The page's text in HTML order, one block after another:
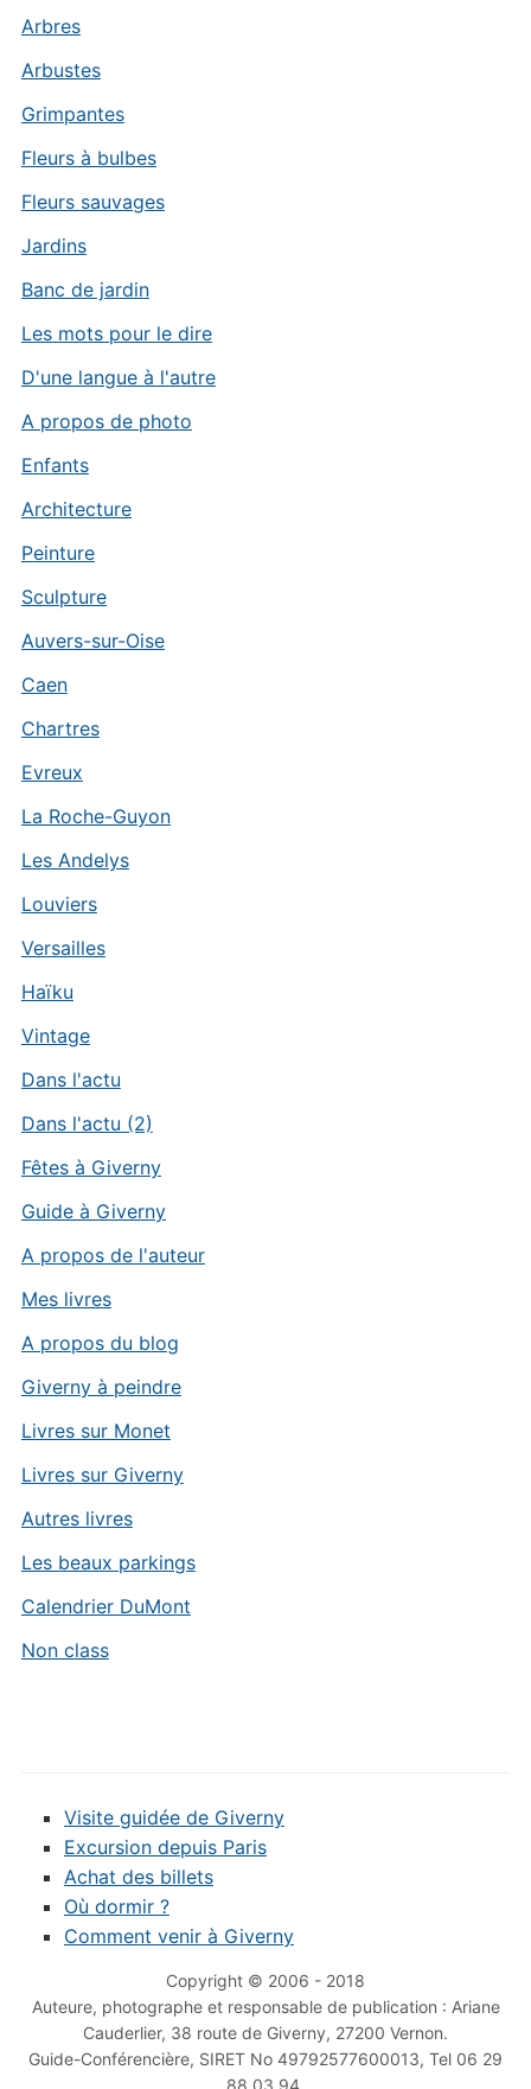
Arbres
Arbustes
Grimpantes
Fleurs à bulbes
Fleurs sauvages
Jardins
Banc de jardin
Les mots pour le dire
D'une langue à l'autre
A propos de photo
Enfants
Architecture
Peinture
Sculpture
Auvers-sur-Oise
Caen
Chartres
Evreux
La Roche-Guyon
Les Andelys
Louviers
Versailles
Haïku
Vintage
Dans l'actu
Dans l'actu (2)
Fêtes à Giverny
Guide à Giverny
A propos de l'auteur
Mes livres
A propos du blog
Giverny à peindre
Livres sur Monet
Livres sur Giverny
Autres livres
Les beaux parkings
Calendrier DuMont
Non class
Visite guidée de Giverny
Excursion depuis Paris
Achat des billets
Où dormir ?
Comment venir à Giverny
Copyright © 2006 - 2018
Auteure, photographe et responsable de publication : Ariane
Cauderlier, 38 route de Giverny, 27200 Vernon.
Guide-Conférencière, SIRET No 49792577600013, Tel 06 29
88 03 94.